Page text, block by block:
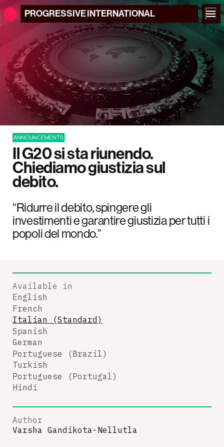
PROGRESSIVEINTERNATIONAL
ANNOUNCEMENTS
Il G20 si sta riunendo.
Chiediamo giustizia sul
debito.
“Ridurre il debito, spingere gli
investimenti e garantire giustizia per tutti i
popoli del mondo.”
Available in
English
French
Italian (Standard)
Spanish
German
Portuguese (Brazil)
Turkish
Portuguese (Portugal)
Hindi
Author
Varsha Gandikota-Nellutla